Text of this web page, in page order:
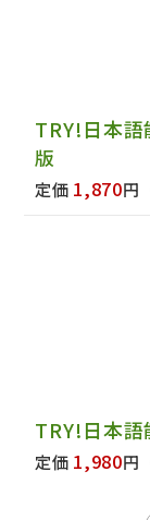
TRY!日本
版
定価 1,870円
TRY!日本
定価 1,980円